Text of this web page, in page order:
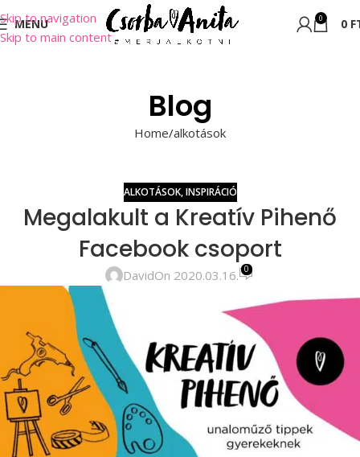
Skip to navigation
Skip to main content
MENU 0 0
Blog
Home alkotások
ALKOTÁSOK,INSPIRÁCIÓ
Megalakult a Kreatív Pihenő
Facebook csoport
DavidOn 2020.03.16. 0